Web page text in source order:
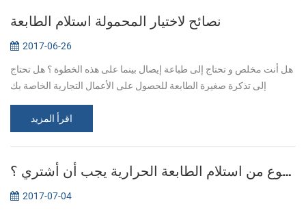
نصائح لاختيار المحمولة استلام الطابعة
2017-06-26
هل أنت مخلص و تحتاج إلى طباعة إيصال بينما على هذه الخطوة ؟ هل تحتاج
إلى تذكرة صغيرة الطابعة للحصول على الأعمال التجارية الخاصة بك
اقرأ المزيد
أي نوع من استلام الطابعة الحرارية يجب أن أشتري ؟
2017-07-04